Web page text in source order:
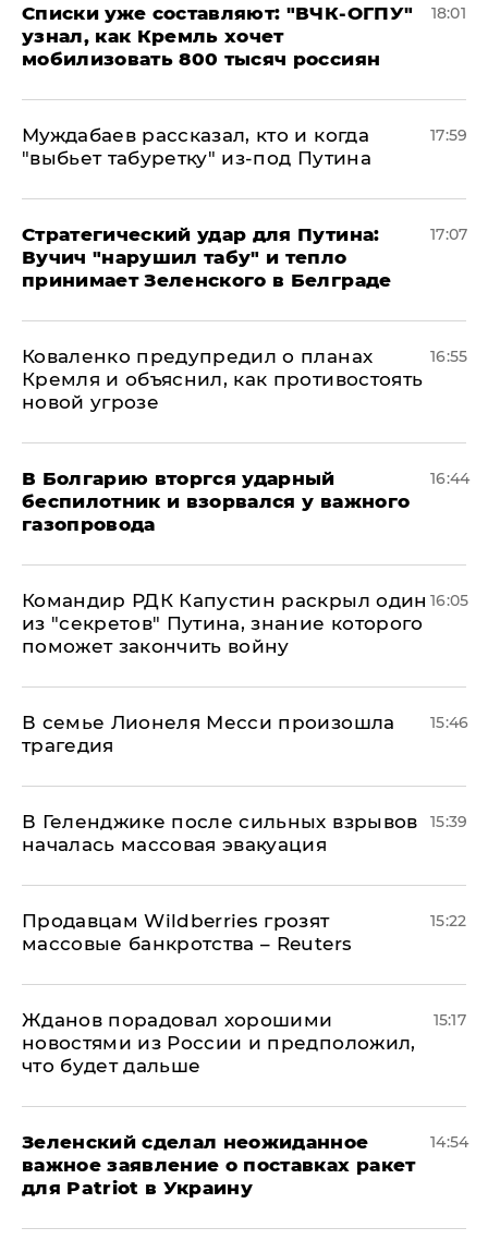
Списки уже составляют: "ВЧК-ОГПУ"
узнал, как Кремль хочет
мобилизовать 800 тысяч россиян
18:01
Муждабаев рассказал, кто и когда
"выбьет табуретку" из-под Путина
17:59
Стратегический удар для Путина:
Вучич "нарушил табу" и тепло
принимает Зеленского в Белграде
17:07
Коваленко предупредил о планах
Кремля и объяснил, как противостоять
новой угрозе
16:55
В Болгарию вторгся ударный
беспилотник и взорвался у важного
газопровода
16:44
Командир РДК Капустин раскрыл один
из "секретов" Путина, знание которого
поможет закончить войну
16:05
В семье Лионеля Месси произошла
трагедия
15:46
В Геленджике после сильных взрывов
началась массовая эвакуация
15:39
Продавцам Wildberries грозят
массовые банкротства – Reuters
15:22
Жданов порадовал хорошими
новостями из России и предположил,
что будет дальше
15:17
Зеленский сделал неожиданное
важное заявление о поставках ракет
для Patriot в Украину
14:54